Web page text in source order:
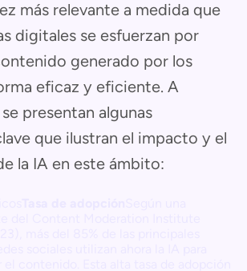
más relevante a medida que
digitales se esfuerzan por
generado por los
eficaz y eficiente. A
presentan algunas
que ilustran el impacto y el
la IA en este ámbito: